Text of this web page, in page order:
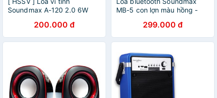
Soundmax A-120 2.0 6W
200.000 đ
MB-5 con lợn màu hồng -
299.000 đ